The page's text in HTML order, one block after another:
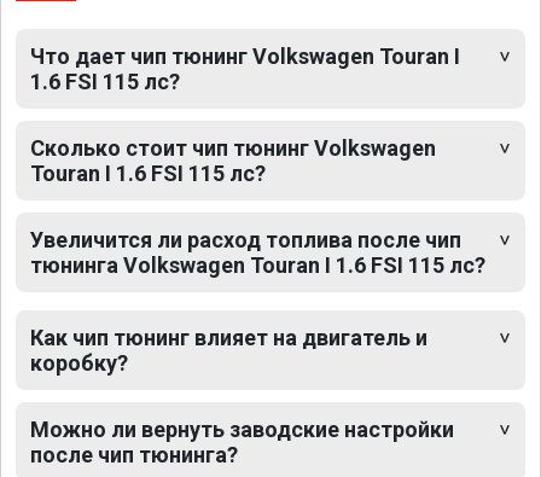
Что дает чип тюнинг Volkswagen Touran I
1.6 FSI 115 лс?
Сколько стоит чип тюнинг Volkswagen
Touran I 1.6 FSI 115 лс?
Увеличится ли расход топлива после чип
тюнинга Volkswagen Touran I 1.6 FSI 115 лс?
Как чип тюнинг влияет на двигатель и
коробку?
Можно ли вернуть заводские настройки
после чип тюнинга?